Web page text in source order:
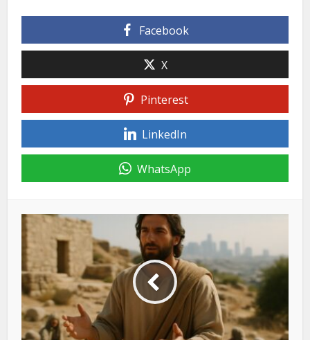
Facebook
X
Pinterest
LinkedIn
WhatsApp